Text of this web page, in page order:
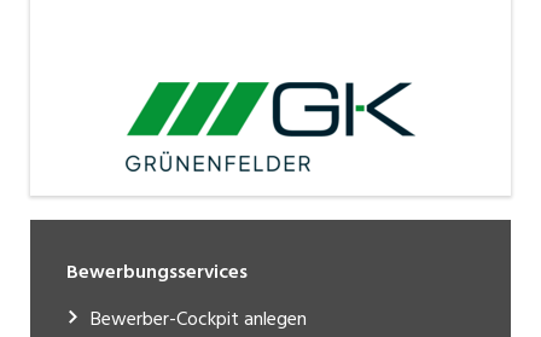
Bewerbungsservices
Bewerber-Cockpit anlegen